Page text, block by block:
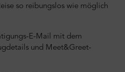
so reibungslos wie möglich
E-Mail mit dem
und Meet&Greet-